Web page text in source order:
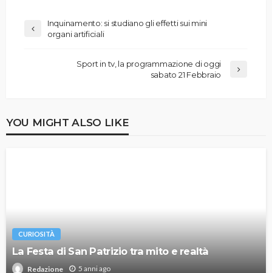
Inquinamento: si studiano gli effetti sui mini
organi artificiali
Sport in tv, la programmazione di oggi
sabato 21 Febbraio
YOU MIGHT ALSO LIKE
CURIOSITÀ
La Festa di San Patrizio tra mito e realtà
Redazione 5 anni ago